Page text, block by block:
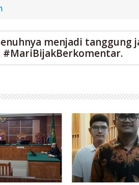
menjadi
#MariBijakBerkomentar.